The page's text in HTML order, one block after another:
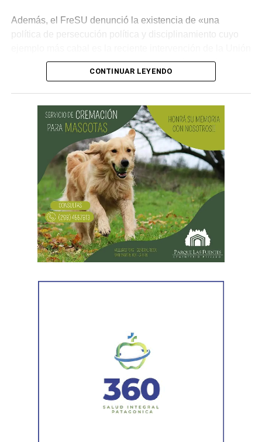
Además, el FreSU denunció la existencia de «una
política de persecución política y disciplinamiento cuyo
Obrera Metalúrgica (UOM) y la persecución mediática,
gremial, jurídica y personal» desplegada por funcionarios
(APLA), Pablo Biró.
«El espíritu de esta reforma es beneficiar sólo a los
empresarios y aumentar sus márgenes de rentabilidad a
partir de una mayor explotación. Jornadas más extensas
y salarios más bajos», dijo el secretario general de ATE,
Rodolfo Aguiar, al iniciar la exposición por parte del
FreSU, que solicitó la audiencia junto con el Centro de
Estudios Legales y Sociales (CELS) y el Sindicato de
Prensa de Buenos Aires (SiPreBA). Participaron también
representantes de la Asociación de Abogados
Laboralistas, Mariana Amartino y Matías Cremonte, y el
Trabajo (ANJUT), Juan Orsini.
muerta. Con esta reforma, estamos frente a un régimen de
compraventa de la fuerza de trabajo. En la Argentina,
enfrentamos un ataque al Estado de Derecho, a la
democracia, a la Constitución Nacional y al sistema
interamericano de derechos humanos. Por eso es que
esta comisión debe actuar».
CONTINUAR LEYENDO